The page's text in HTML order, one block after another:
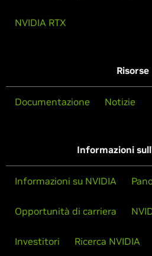
NVIDIA RTX
Risorse
Documentazione Notizie
Informazioni
Informazioni su NVIDIA
Opportunità di carriera
Investitori Ricerca NVIDIA